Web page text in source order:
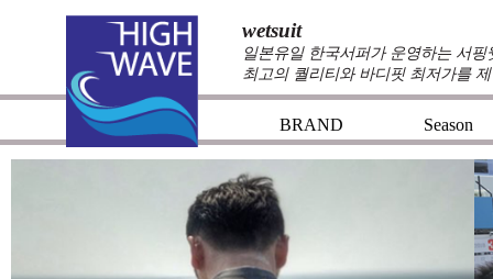
wetsuit
일본유일 한국서퍼가 운영하는 서
최고의 퀄리티와 바디핏 최저가를
BRAND Season